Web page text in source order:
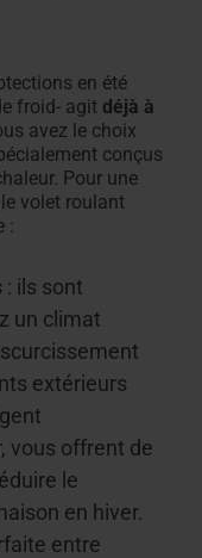
en été
le froid- agit déjà à
avez le choix
conçus
Pour une
volet roulant
:
: ils sont
un climat
extérieurs
vous offrent de
le
en hiver.
entre